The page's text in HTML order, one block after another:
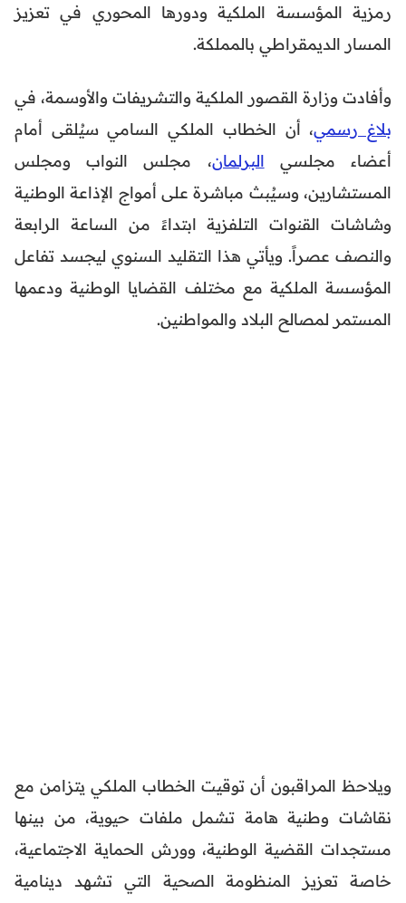
رمزية المؤسسة الملكية ودورها المحوري في تعزيز
المسار الديمقراطي بالمملكة.
وأفادت وزارة القصور الملكية والتشريفات والأوسمة، في
بلاغ رسمي، أن الخطاب الملكي السامي سيُلقى أمام
أعضاء مجلسي البرلمان، مجلس النواب ومجلس
المستشارين، وسيُبث مباشرة على أمواج الإذاعة الوطنية
وشاشات القنوات التلفزية ابتداءً من الساعة الرابعة
والنصف عصراً. ويأتي هذا التقليد السنوي ليجسد تفاعل
المؤسسة الملكية مع مختلف القضايا الوطنية ودعمها
المستمر لمصالح البلاد والمواطنين.
ويلاحظ المراقبون أن توقيت الخطاب الملكي يتزامن مع
نقاشات وطنية هامة تشمل ملفات حيوية، من بينها
مستجدات القضية الوطنية، وورش الحماية الاجتماعية،
خاصة تعزيز المنظومة الصحية التي تشهد دينامية